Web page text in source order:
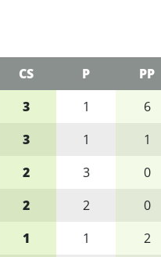
CS P PP
3 1 6
3 1 1
2 3 0
2 2 0
1 1 2